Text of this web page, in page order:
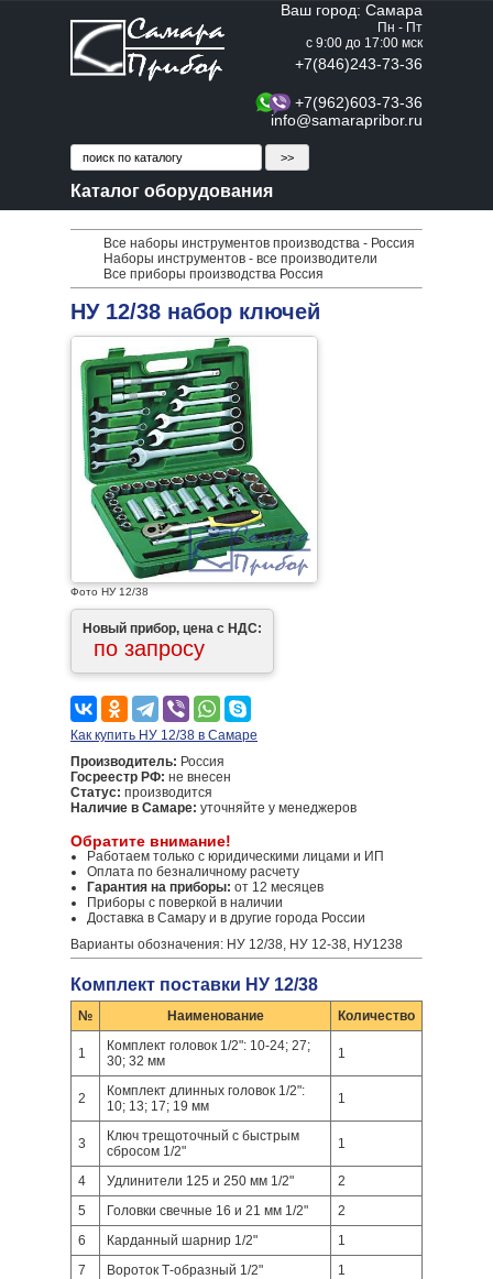
Ваш город: Самара
Пн - Пт
с 9:00 до 17:00 мск
+7(846)243-73-36
+7(962)603-73-36
info@samarapribor.ru
Каталог оборудования
Все наборы инструментов производства - Россия
Наборы инструментов - все производители
Все приборы производства Россия
НУ 12/38 набор ключей
Фото НУ 12/38
Новый прибор, цена с НДС:
по запросу
Как купить НУ 12/38 в Самаре
Производитель: Россия
Госреестр РФ: не внесен
Статус: производится
Наличие в Самаре: уточняйте у менеджеров
Обратите внимание!
Работаем только с юридическими лицами и ИП
Оплата по безналичному расчету
Гарантия на приборы: от 12 месяцев
Приборы с поверкой в наличии
Доставка в Самару и в другие города России
Варианты обозначения: НУ 12/38, НУ 12-38, НУ1238
Комплект поставки НУ 12/38
№ Наименование Количество
1
Комплект головок 1/2": 10-24; 27;
30; 32 мм
1
2
Комплект длинных головок 1/2":
10; 13; 17; 19 мм
1
3
Ключ трещоточный с быстрым
сбросом 1/2"
1
4 Удлинители 125 и 250 мм 1/2"
2
5
Головки свечные 16 и 21 мм 1/2"
2
6
Карданный шарнир 1/2"
1
7
Вороток Т-образный 1/2" 1